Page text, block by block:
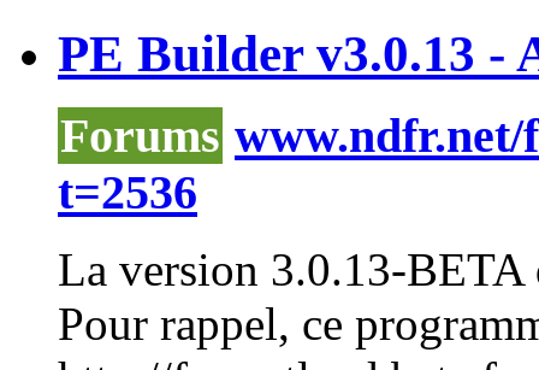
PE Builder v3.0.13 -
Forums www.ndfr.net/
t=2536
La version 3.0.13-
Pour rappel, ce